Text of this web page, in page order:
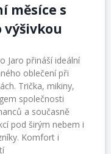
měsíce s
Jaro přináší ideální
oblečení při
Trička, mikiny,
společnosti
a současně
pod širým nebem i
Komfort i